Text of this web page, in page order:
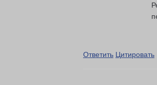
Ответить Цитировать